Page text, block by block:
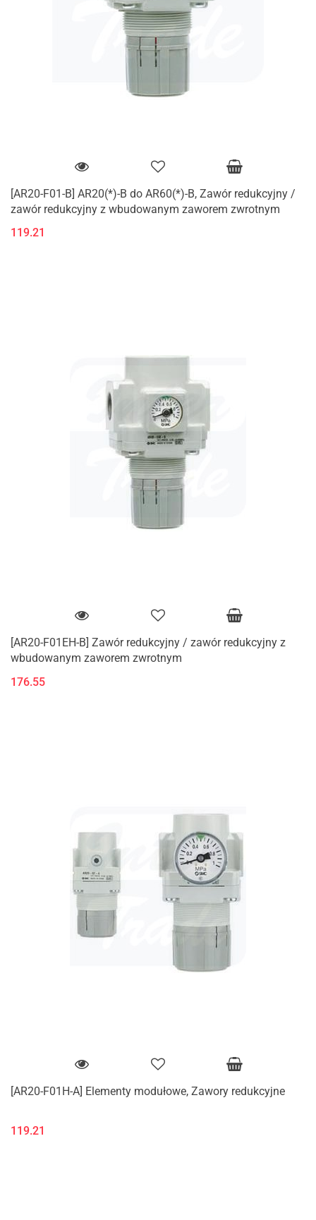
[AR20-F01-B] AR20(*)-B do AR60(*)-B, Zawór redukcyjny /
zawór redukcyjny z wbudowanym zaworem zwrotnym
119.21
[AR20-F01EH-B] Zawór redukcyjny / zawór redukcyjny z
wbudowanym zaworem zwrotnym
176.55
[AR20-F01H-A] Elementy modułowe, Zawory redukcyjne
119.21